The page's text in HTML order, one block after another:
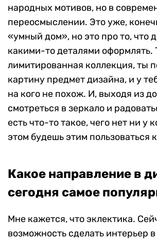
народных мотивов, но в
переосмыслении. Это уже,
«умный дом», но это про то, что
какими-то деталями оформлять.
лимитированная коллекция, ты
картину предмет дизайна, и у
на кого не похож. И, выходя из
смотреться в зеркало и
есть что-то такое, чего нет ни у
этом будешь этим пользоваться
Какое направление в
сегодня самое
Мне кажется, что эклектика.
возможность сделать интерьер